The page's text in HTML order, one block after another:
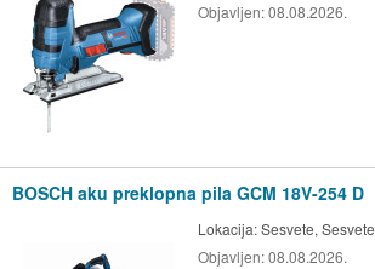
Objavljen:08.08.2026.
BOSCH aku preklopna pila GCM 18V-254 D
Lokacija:Sesvete, Sesvete
Objavljen:08.08.2026.